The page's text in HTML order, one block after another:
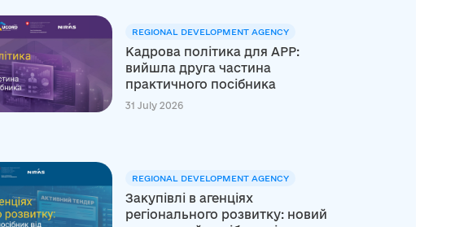
REGIONAL DEVELOPMENT AGENCY
Кадрова політика для АРР:
вийшла друга частина
практичного посібника
31 July 2026
REGIONAL DEVELOPMENT AGENCY
Закупівлі в агенціях
регіонального розвитку: новий